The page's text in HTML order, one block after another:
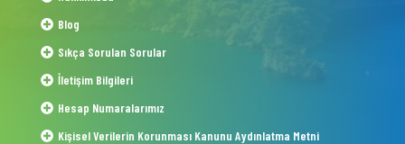
Blog
Sıkça Sorulan Sorular
İletişim Bilgileri
Hesap Numaralarımız
Kişisel Verilerin Korunması Kanunu Aydınlatma Metni